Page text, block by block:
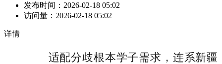
发布时间： 2026-02-18 05:02
访问量： 2026-02-18 05:02
详情
适配分歧根本学子需求，连系新疆